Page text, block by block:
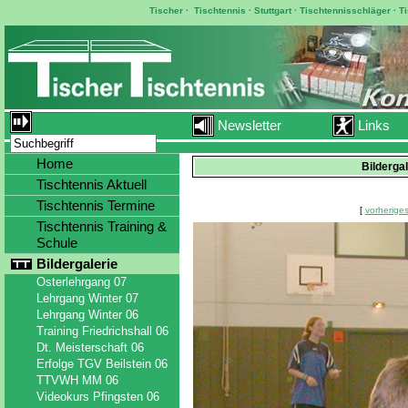
Tischer ·Tischtennis ·Stuttgart ·Tischtennisschläger ·
Newsletter Links
[
Home
Tischtennis Aktuell
Tischtennis Termine
Tischtennis Training &
Schule
Bildergalerie
Osterlehrgang 07
Lehrgang Winter 07
Lehrgang Winter 06
Training Friedrichshall 06
Dt. Meisterschaft 06
Erfolge TGV Beilstein 06
TTVWH MM 06
Videokurs Pfingsten 06